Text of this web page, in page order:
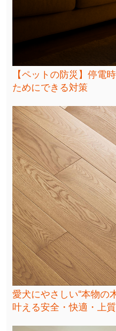
【ペットの防災】停電
ためにできる対策
愛犬にやさしい“本物の
叶える安全・快適・上